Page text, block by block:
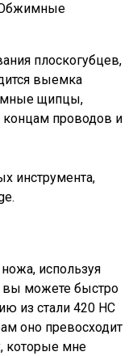
плоскогубцев,
выемка
щипцы,
проводов и
инструмента,
используя
вы можете быстро
из стали 420 HC
оно превосходит
которые мне